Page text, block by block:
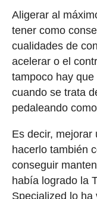
Aligerar al
tener como
cualidades de
acelerar o el
tampoco hay
cuando se trata
pedaleando
Es decir, mejorar
hacerlo también
conseguir
había logrado la
Specialized lo ha